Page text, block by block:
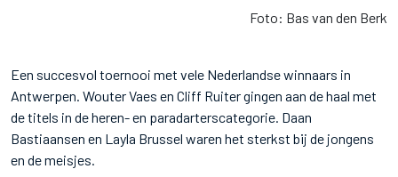
Foto: Bas van den Berk
Een succesvol toernooi met vele Nederlandse winnaars in
Antwerpen. Wouter Vaes en Cliff Ruiter gingen aan de haal met
de titels in de heren- en paradarterscategorie. Daan
Bastiaansen en Layla Brussel waren het sterkst bij de jongens
en de meisjes.